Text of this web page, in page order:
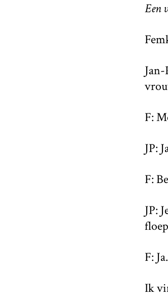
Een
F:
JP:
F:
JP:
F: Ja.
Ik